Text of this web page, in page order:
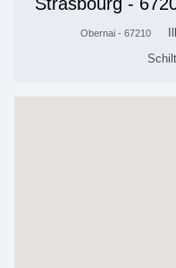
Strasbourg -
Obernai - 67210